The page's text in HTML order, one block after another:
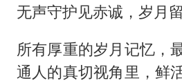
无声守护见赤诚，岁月
所有厚重的岁月记忆，
通人的真切视角里，鲜